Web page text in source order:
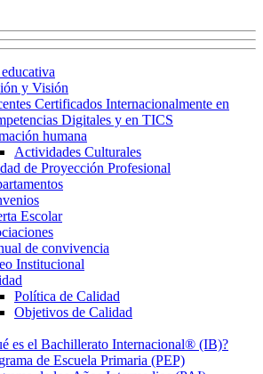
y Visión
Certificados Internacionalmente en
Digitales y en TICS
humana
Actividades Culturales
de Proyección Profesional
Escolar
de convivencia
Institucional
Política de Calidad
Objetivos de Calidad
es el Bachillerato Internacional® (IB)?
de Escuela Primaria (PEP)